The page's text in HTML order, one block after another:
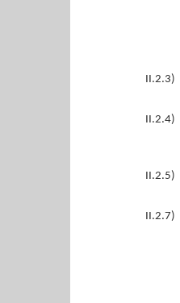
II.2.3)
II.2.4)
II.2.5)
II.2.7)